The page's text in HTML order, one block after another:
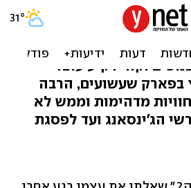
קוריאה
את דרום קוריאה וחזר
וקווי רקיע עוצרי
בפארק שעשועים, הרבה
מדהימות וממש לא
הג'ינסאנג ועד לפסגת